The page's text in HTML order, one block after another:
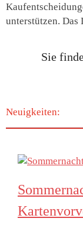
unterstützen. Das
Sie
Neuigkeiten: